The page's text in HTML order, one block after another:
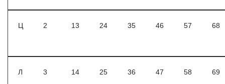
Ц 2 13 24 35 46 57 68
Л 3 14 25 36 47 58 69